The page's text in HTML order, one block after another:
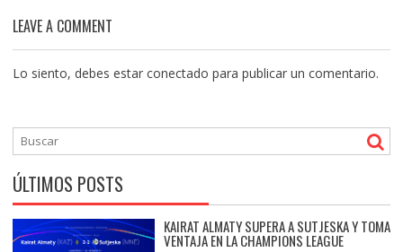
LEAVE A COMMENT
Lo siento, debes estar conectado para publicar un comentario.
ÚLTIMOS POSTS
KAIRAT ALMATY SUPERA A SUTJESKA Y TOMA
VENTAJA EN LA CHAMPIONS LEAGUE